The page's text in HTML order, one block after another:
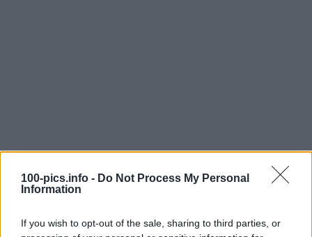
100-pics.info - Do Not Process My Personal
Information
If you wish to opt-out of the sale, sharing to third parties, or